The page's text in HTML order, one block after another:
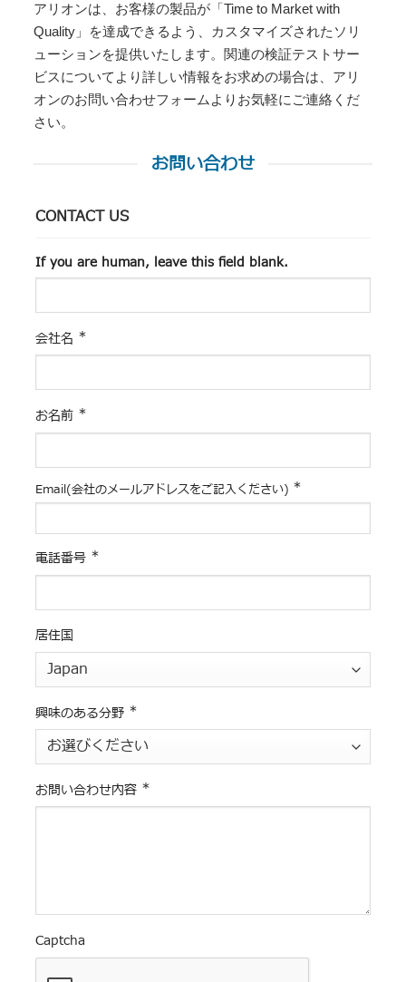
アリオンは、お客様の製品が「Time to Market with
Quality」を達成できるよう、カスタマイズされたソリ
ューションを提供いたします。関連の検証テストサー
ビスについてより詳しい情報をお求めの場合は、アリ
オンのお問い合わせフォームよりお気軽にご連絡くだ
さい。
お問い合わせ
CONTACT US
If you are human, leave this field blank.
会社名 *
お名前 *
Email(会社のメールアドレスをご記入ください) *
電話番号 *
居住国
興味のある分野 *
お問い合わせ内容 *
Captcha